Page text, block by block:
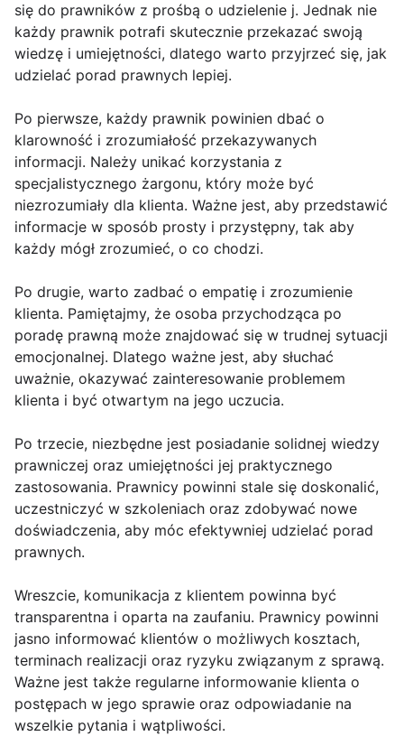
się do prawników z prośbą o udzielenie j. Jednak nie
każdy prawnik potrafi skutecznie przekazać swoją
wiedzę i umiejętności, dlatego warto przyjrzeć się, jak
udzielać porad prawnych lepiej.
Po pierwsze, każdy prawnik powinien dbać o
klarowność i zrozumiałość przekazywanych
informacji. Należy unikać korzystania z
specjalistycznego żargonu, który może być
niezrozumiały dla klienta. Ważne jest, aby przedstawić
informacje w sposób prosty i przystępny, tak aby
każdy mógł zrozumieć, o co chodzi.
Po drugie, warto zadbać o empatię i zrozumienie
klienta. Pamiętajmy, że osoba przychodząca po
poradę prawną może znajdować się w trudnej sytuacji
emocjonalnej. Dlatego ważne jest, aby słuchać
uważnie, okazywać zainteresowanie problemem
klienta i być otwartym na jego uczucia.
Po trzecie, niezbędne jest posiadanie solidnej wiedzy
prawniczej oraz umiejętności jej praktycznego
zastosowania. Prawnicy powinni stale się doskonalić,
uczestniczyć w szkoleniach oraz zdobywać nowe
doświadczenia, aby móc efektywniej udzielać porad
prawnych.
Wreszcie, komunikacja z klientem powinna być
transparentna i oparta na zaufaniu. Prawnicy powinni
jasno informować klientów o możliwych kosztach,
terminach realizacji oraz ryzyku związanym z sprawą.
Ważne jest także regularne informowanie klienta o
postępach w jego sprawie oraz odpowiadanie na
wszelkie pytania i wątpliwości.